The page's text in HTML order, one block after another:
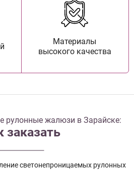
Материалы
высокого качества
рулонные жалюзи в Зарайске:
заказать
светонепроницаемых рулонных